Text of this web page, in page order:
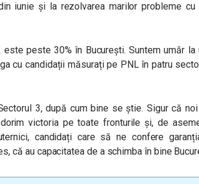
iunie și la rezolvarea marilor probleme cu
peste 30% în București. Suntem umăr la
cu candidații măsurați pe PNL în patru
3, după cum bine se știe. Sigur că
victoria pe toate fronturile și, de
candidați care să ne confere
că au capacitatea de a schimba în bine